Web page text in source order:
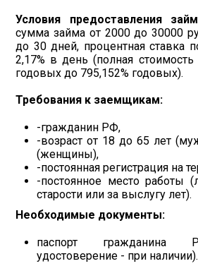
Условия предоставления
сумма займа от 2000 до 30000
до 30 дней, процентная ставка
2,17% в день (полная
годовых до 795,152% годовых).
Требования к заемщикам:
-гражданин РФ,
-возраст от 18 до 65 лет
(женщины),
-постоянная регистрация на
-постоянное место работы
старости или за выслугу лет).
Необходимые документы:
паспорт гражданина
удостоверение - при наличии).